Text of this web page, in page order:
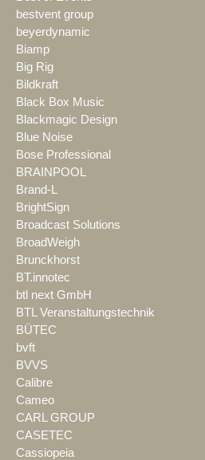
bestvent group
beyerdynamic
Biamp
Big Rig
Bildkraft
Black Box Music
Blackmagic Design
Blue Noise
Bose Professional
BRAINPOOL
Brand-L
BrightSign
Broadcast Solutions
BroadWeigh
Brunckhorst
BT.innotec
btl next GmbH
BTL Veranstaltungstechnik
BÜTEC
bvft
BVVS
Calibre
Cameo
CARL GROUP
CASETEC
Cassiopeia